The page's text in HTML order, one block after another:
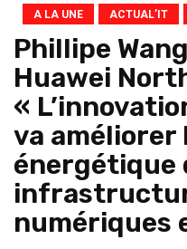
A LA UNE ACTUAL’IT
Phillipe
Huawei
«
va améliorer
énergétique
numériques